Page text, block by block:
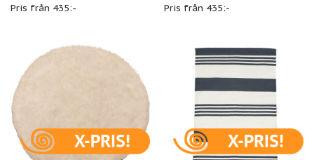
Pris från 435:-
Pris från 435:-